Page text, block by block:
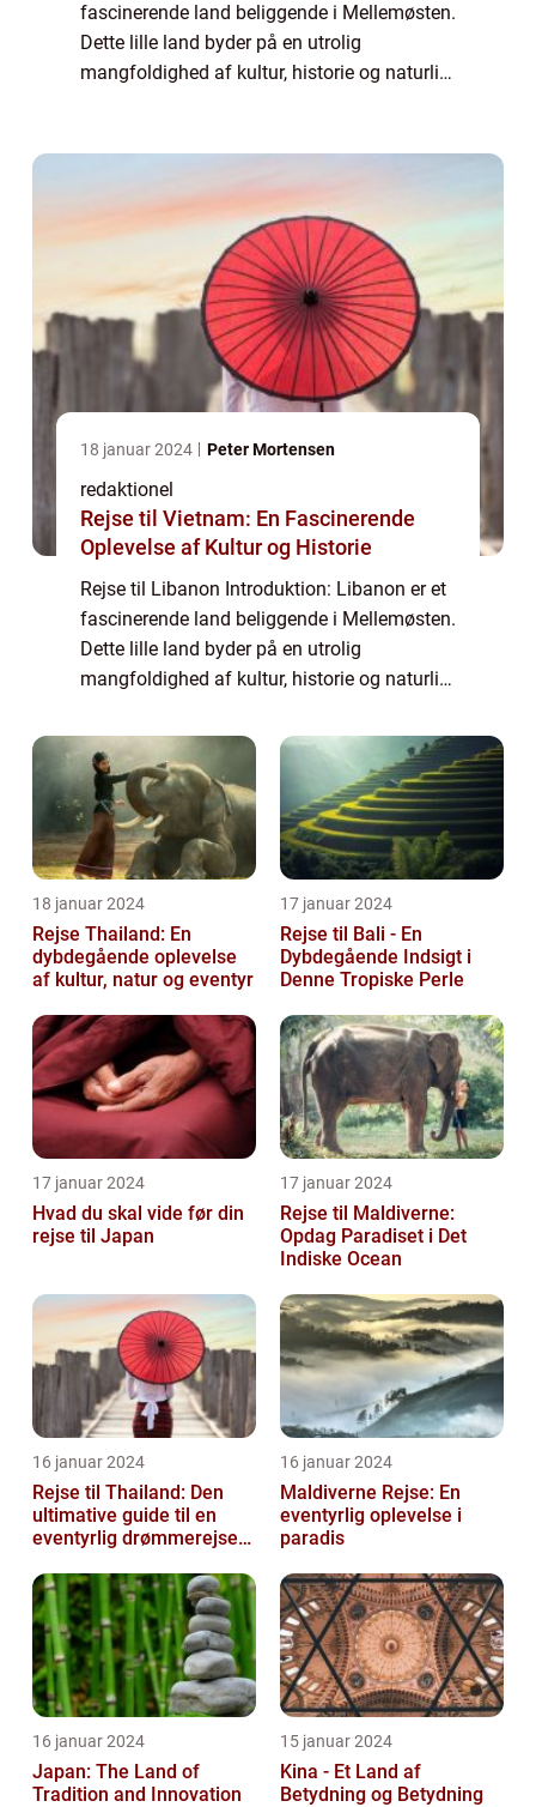
fascinerende land beliggende i Mellemøsten.
Dette lille land byder på en utrolig
mangfoldighed af kultur, historie og naturlig
18 januar 2024 Peter Mortensen
redaktionel
Rejse til Vietnam: En Fascinerende
Oplevelse af Kultur og Historie
Rejse til Libanon Introduktion: Libanon er et
fascinerende land beliggende i Mellemøsten.
Dette lille land byder på en utrolig
mangfoldighed af kultur, historie og naturlig
eventyrlystne rejsende. Uanset om du ...
18 januar 2024
Rejse Thailand: En
dybdegående oplevelse
af kultur, natur og eventyr
17 januar 2024
Rejse til Bali - En
Dybdegående Indsigt i
Denne Tropiske Perle
17 januar 2024
Hvad du skal vide før din
rejse til Japan
17 januar 2024
Rejse til Maldiverne:
Opdag Paradiset i Det
Indiske Ocean
16 januar 2024
Rejse til Thailand: Den
ultimative guide til en
eventyrlig drømmerejse
16 januar 2024
Maldiverne Rejse: En
eventyrlig oplevelse i
paradis
16 januar 2024
Japan: The Land of
Tradition and Innovation
15 januar 2024
Kina - Et Land af
Betydning og Betydning